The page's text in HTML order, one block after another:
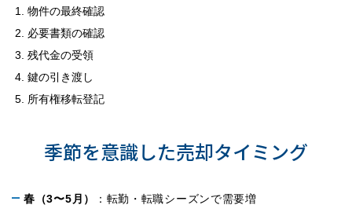
物件の最終確認
必要書類の確認
残代金の受領
鍵の引き渡し
所有権移転登記
季節を意識した売却タイミング
春（3〜5月） ：転勤・転職シーズンで需要増